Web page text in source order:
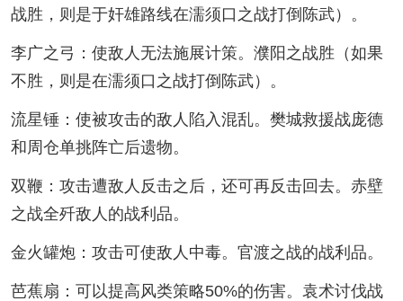
战胜，则是于奸雄路线在濡须口之战打倒陈武）。
李广之弓：使敌人无法施展计策。濮阳之战胜（如果
不胜，则是在濡须口之战打倒陈武）。
流星锤：使被攻击的敌人陷入混乱。樊城救援战庞德
和周仓单挑阵亡后遗物。
双鞭：攻击遭敌人反击之后，还可再反击回去。赤壁
之战全歼敌人的战利品。
金火罐炮：攻击可使敌人中毒。官渡之战的战利品。
芭蕉扇：可以提高风类策略50%的伤害。袁术讨伐战